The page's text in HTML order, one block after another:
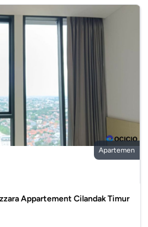
Apartemen
Appartement Cilandak Timur